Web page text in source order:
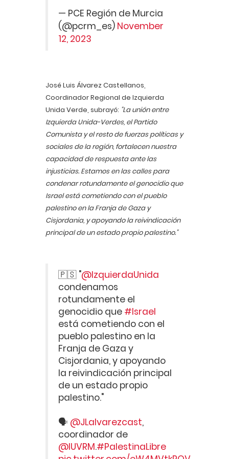
— PCE Región de Murcia
(@pcrm_es) November
12, 2023
José Luis Álvarez Castellanos,
Coordinador Regional de Izquierda
Unida Verde, subrayó: "La unión entre
Izquierda Unida-Verdes, el Partido
Comunista y el resto de fuerzas políticas y
sociales de la región, fortalecen nuestra
capacidad de respuesta ante las
injusticias. Estamos en las calles para
condenar rotundamente el genocidio que
Israel está cometiendo con el pueblo
palestino en la Franja de Gaza y
Cisjordania, y apoyando la reivindicación
principal de un estado propio palestino."
🇵🇸 "@IzquierdaUnida
condenamos
rotundamente el
genocidio que #Israel
está cometiendo con el
pueblo palestino en la
Franja de Gaza y
Cisjordania, y apoyando
la reivindicación principal
de un estado propio
palestino."
🗣 @JLalvarezcast,
coordinador de
@IUVRM.#PalestinaLibre